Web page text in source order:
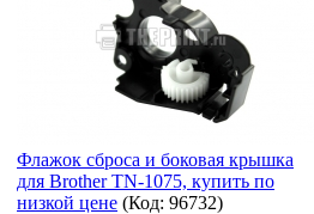
Флажок сброса и боковая крышка
для Brother TN-1075, купить по
низкой цене (Код: 96732)